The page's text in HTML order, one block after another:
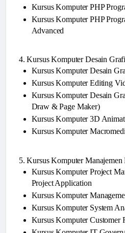
Kursus Komputer PHP
Kursus Komputer PHP
Advanced
4. Kursus Komputer Desain
Kursus Komputer Desain
Kursus Komputer Editing
Kursus Komputer Desain
Draw & Page Maker)
Kursus Komputer 3D
Kursus Komputer
5. Kursus Komputer Manajemen
Kursus Komputer Project
Project Application
Kursus Komputer
Kursus Komputer System
Kursus Komputer Customer